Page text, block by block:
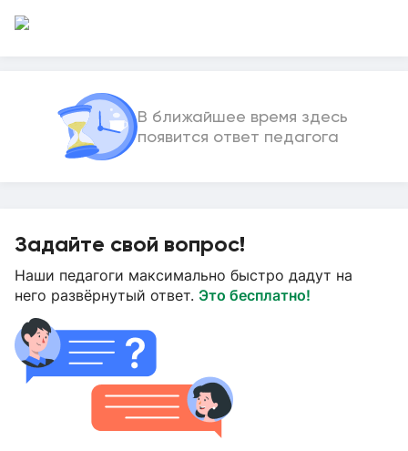
В ближайшее время здесь
появится ответ педагога
Задайте свой вопрос!
Наши педагоги максимально быстро дадут на
него развёрнутый ответ. Это бесплатно!